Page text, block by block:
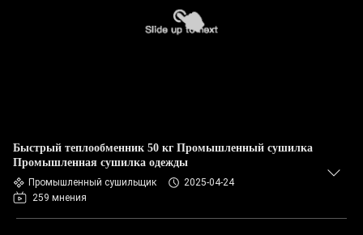
Быстрый теплообменник 50 кг Промышленный сушилка
Промышленная сушилка одежды
Промышленный сушильщик
2025-04-24
259 мнения